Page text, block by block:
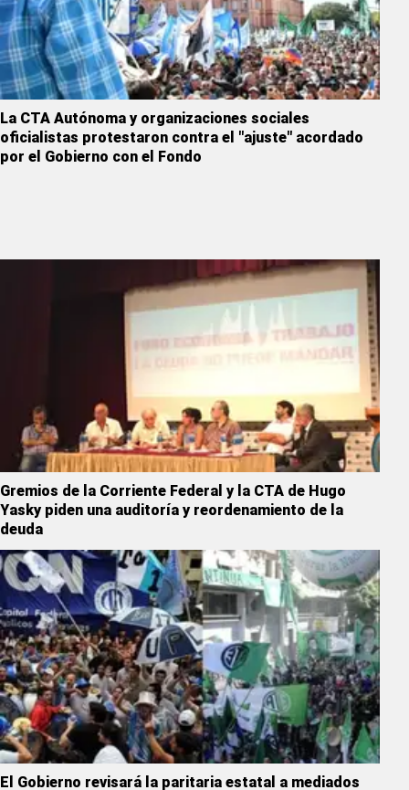
La CTA Autónoma y organizaciones sociales
oficialistas protestaron contra el "ajuste" acordado
por el Gobierno con el Fondo
Gremios de la Corriente Federal y la CTA de Hugo
Yasky piden una auditoría y reordenamiento de la
deuda
El Gobierno revisará la paritaria estatal a mediados